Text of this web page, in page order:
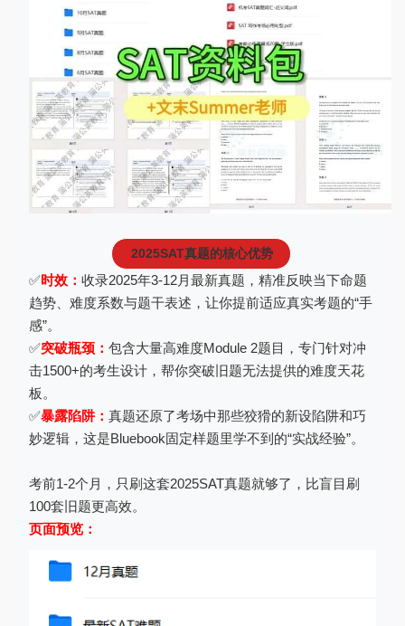
2025SAT真题的核心优势
✅时效： 收录2025年3-12月最新真题，精准反映当下命题
趋势、难度系数与题干表述，让你提前适应真实考题的“手
感”。
✅突破瓶颈： 包含大量高难度Module 2题目，专门针对冲
击1500+的考生设计，帮你突破旧题无法提供的难度天花
板。
✅暴露陷阱： 真题还原了考场中那些狡猾的新设陷阱和巧
妙逻辑，这是Bluebook固定样题里学不到的“实战经验”。
考前1-2个月，只刷这套2025SAT真题就够了，比盲目刷
100套旧题更高效。
页面预览：